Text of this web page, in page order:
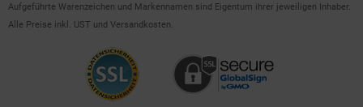
Aufgeführte Warenzeichen und Markennamen sind Eigentum ihrer jeweiligen Inhaber.
Alle Preise inkl. UST und Versandkosten.